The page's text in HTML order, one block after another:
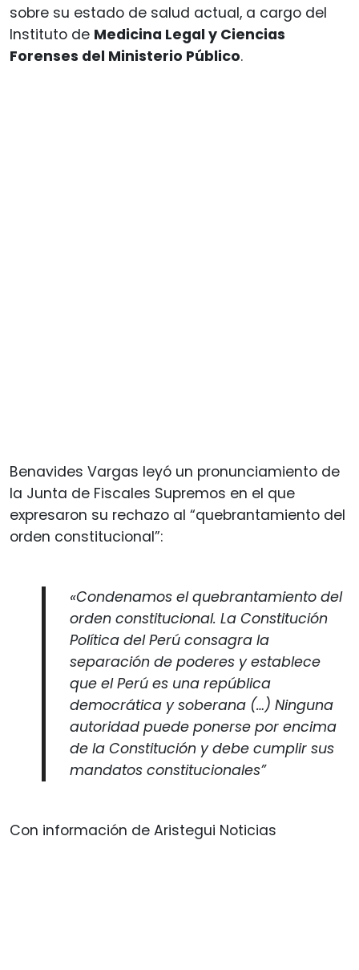
sobre su estado de salud actual, a cargo del
Instituto de Medicina Legal y Ciencias
Forenses del Ministerio Público.
Benavides Vargas leyó un pronunciamiento de
la Junta de Fiscales Supremos en el que
expresaron su rechazo al “quebrantamiento del
orden constitucional”:
«Condenamos el quebrantamiento del
orden constitucional. La Constitución
Política del Perú consagra la
separación de poderes y establece
que el Perú es una república
democrática y soberana (…) Ninguna
autoridad puede ponerse por encima
de la Constitución y debe cumplir sus
mandatos constitucionales”
Con información de Aristegui Noticias